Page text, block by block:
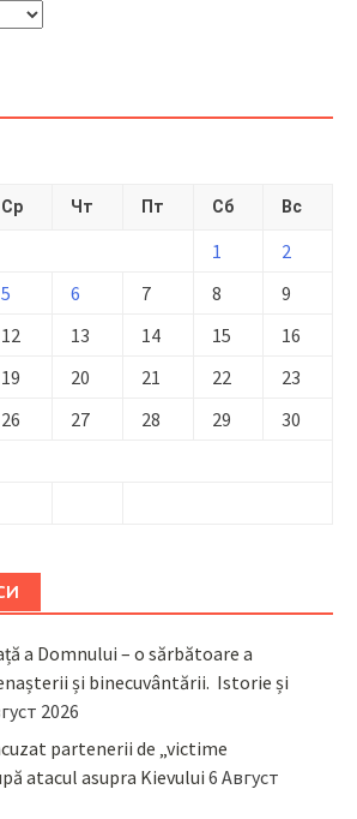
Ср Чт Пт Сб Вс
1
2
5 6 7 8
9
12 13 14 15
16
19 20 21 22
23
26 27 28 29
30
a Domnului – o sărbătoare a
și binecuvântării. Istorie și
2026
partenerii de „victime
atacul asupra Kievului 6 Август